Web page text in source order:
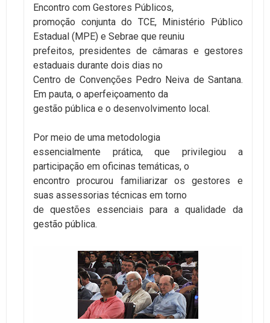
Encontro com Gestores Públicos,
promoção conjunta do TCE, Ministério Público
Estadual (MPE) e Sebrae que reuniu
prefeitos, presidentes de câmaras e gestores
estaduais durante dois dias no
Centro de Convenções Pedro Neiva de Santana.
Em pauta, o aperfeiçoamento da
gestão pública e o desenvolvimento local.
Por meio de uma metodologia
essencialmente prática, que privilegiou a
participação em oficinas temáticas, o
encontro procurou familiarizar os gestores e
suas assessorias técnicas em torno
de questões essenciais para a qualidade da
gestão pública.